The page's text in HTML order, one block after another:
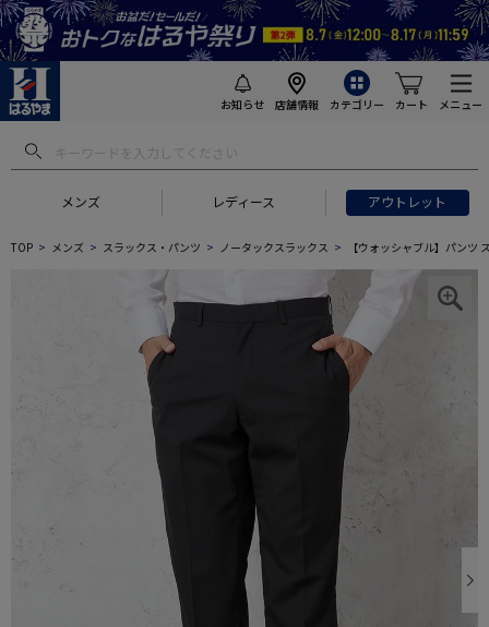
お知らせ 店舗情報 カテゴリー カート メニュー
メンズ レディース アウトレット
TOP メンズ スラックス・パンツ ノータックスラックス 【ウォッシャブル】パンツ